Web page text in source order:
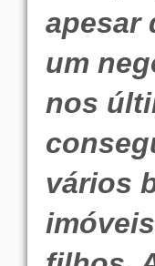
apesar
um
nos
vários